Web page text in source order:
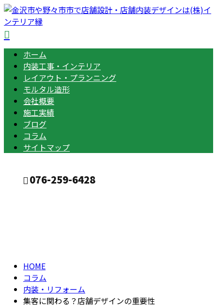
ホーム
内装工事・インテリア
レイアウト・プランニング
モルタル造形
会社概要
施工実績
ブログ
コラム
サイトマップ
076-259-6428
HOME
コラム
内装・リフォーム
集客に関わる？店舗デザインの重要性